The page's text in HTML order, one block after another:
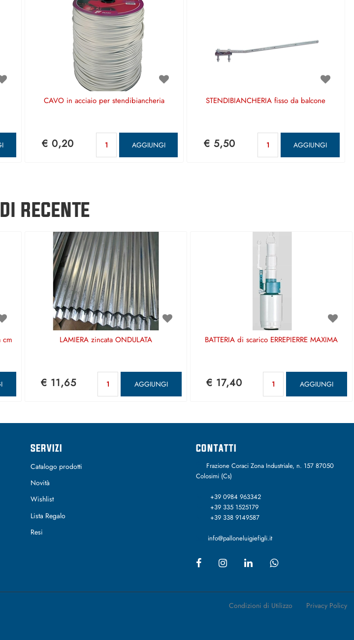
CAVO in acciaio per stendibiancheria
€ 0,20 AGGIUNGI
STENDIBIANCHERIA fisso da balcone
€ 5,50 AGGIUNGI
RECENTE
cm
LAMIERA zincata ONDULATA
€ 11,65 AGGIUNGI
BATTERIA di scarico ERREPIERRE MAXIMA
€ 17,40 AGGIUNGI
SERVIZI
Catalogo prodotti
Novità
Wishlist
Lista Regalo
Resi
CONTATTI
Frazione Coraci Zona Industriale, n. 157 87050
Colosimi (Cs)
+39 0984 963342
+39 335 1525179
+39 338 9149587
info@palloneluigiefigli.it
Condizioni di Utilizzo Privacy Policy